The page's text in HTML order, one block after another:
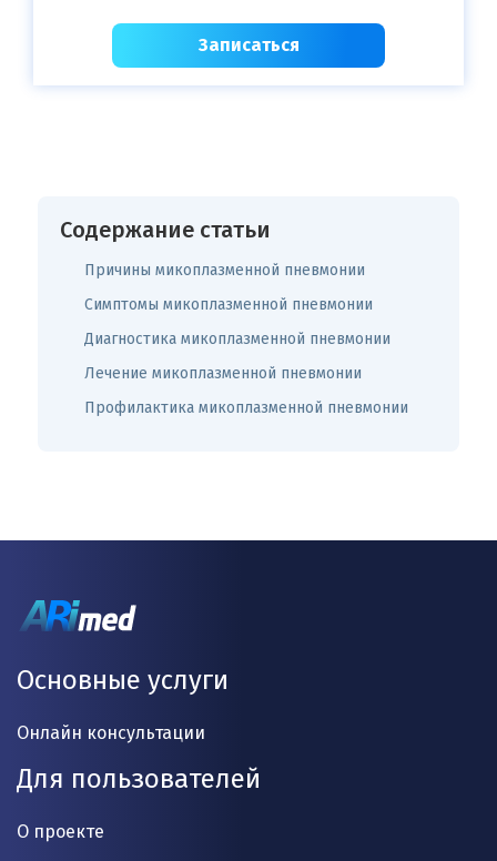
Записаться
Содержание статьи
Причины микоплазменной пневмонии
Симптомы микоплазменной пневмонии
Диагностика микоплазменной пневмонии
Лечение микоплазменной пневмонии
Профилактика микоплазменной пневмонии
Основные услуги
Онлайн консультации
Для пользователей
О проекте